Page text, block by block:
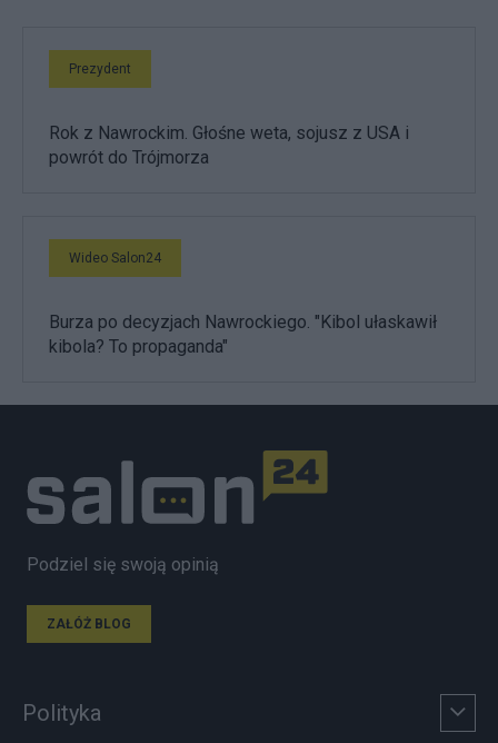
Prezydent
Rok z Nawrockim. Głośne weta, sojusz z USA i
powrót do Trójmorza
Wideo Salon24
Burza po decyzjach Nawrockiego. "Kibol ułaskawił
kibola? To propaganda"
Podziel się swoją opinią
ZAŁÓŻ BLOG
Polityka